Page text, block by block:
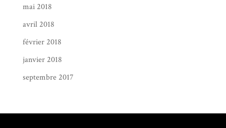
mai 2018
avril 2018
février 2018
janvier 2018
septembre 2017